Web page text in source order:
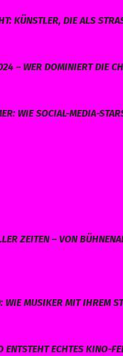
KÜNSTLER, DIE ALS
– WER DOMINIERT DIE
WIE SOCIAL-MEDIA-
ZEITEN – VON
WIE MUSIKER MIT IHREM
ECHTES KINO-